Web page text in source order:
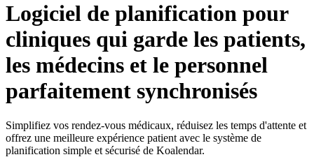
Logiciel de planification pour
cliniques qui garde les patients,
les médecins et le personnel
parfaitement synchronisés
Simplifiez vos rendez-vous médicaux, réduisez les temps d'attente et
offrez une meilleure expérience patient avec le système de
planification simple et sécurisé de Koalendar.